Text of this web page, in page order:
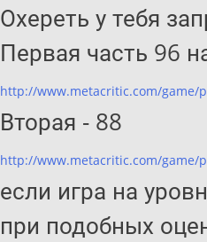
Охереть у тебя
Первая часть 96
http://www.metacritic.com/game/
Вторая - 88
http://www.metacritic.com/game/
если игра на
при подобных